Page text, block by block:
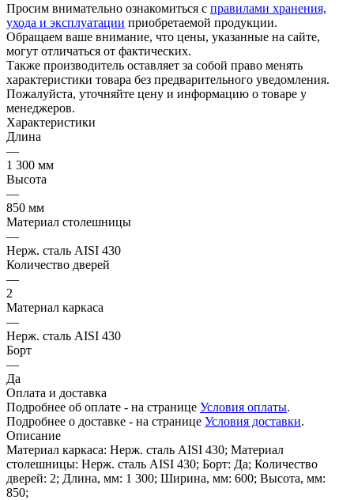
Просим внимательно ознакомиться с правилами хранения,
ухода и эксплуатации приобретаемой продукции.
Обращаем ваше внимание, что цены, указанные на сайте,
могут отличаться от фактических.
Также производитель оставляет за собой право менять
характеристики товара без предварительного уведомления.
Пожалуйста, уточняйте цену и информацию о товаре у
менеджеров.
Характеристики
Длина
—
1 300 мм
Высота
—
850 мм
Материал столешницы
—
Нерж. сталь AISI 430
Количество дверей
—
2
Материал каркаса
—
Нерж. сталь AISI 430
Борт
—
Да
Оплата и доставка
Подробнее об оплате - на странице Условия оплаты.
Подробнее о доставке - на странице Условия доставки.
Описание
Материал каркаса: Нерж. сталь AISI 430; Материал
столешницы: Нерж. сталь AISI 430; Борт: Да; Количество
дверей: 2; Длина, мм: 1 300; Ширина, мм: 600; Высота, мм:
850;